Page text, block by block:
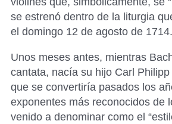
se estrenó dentro de la liturgia
el domingo 12 de agosto de 1714.
Unos meses antes, mientras
cantata, nacía su hijo Carl
que se convertiría pasados los
exponentes más reconocidos de
venido a denominar como el